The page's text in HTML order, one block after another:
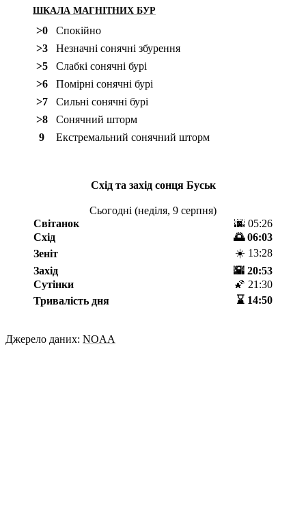
ШКАЛА МАГНІТНИХ БУР
>0
Спокійно
>3
Незначні сонячні збурення
>5
Слабкі сонячні бурі
>6
Помірні сонячні бурі
>7
Сильні сонячні бурі
>8
Сонячний шторм
9
Екстремальний сонячний шторм
Схід та захід сонця Буськ
Сьогодні (неділя, 9 серпня)
Світанок
🌆 05:26
Схід
🌅 06:03
Зеніт
☀️ 13:28
Захід
🌇 20:53
Сутінки
🌠 21:30
Тривалість дня
⌛️ 14:50
Джерело даних: NOAA